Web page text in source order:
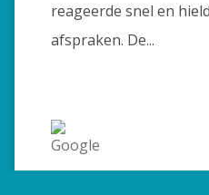
reageerde snel en
afspraken. De...